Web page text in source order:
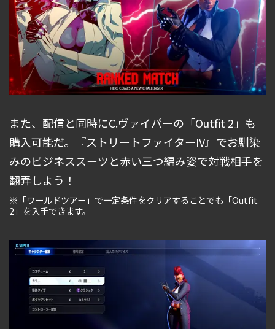
また、配信と同時にC.ヴァイパーの「Outfit 2」も
購入可能だ。『ストリートファイターIV』でお馴染
みのビジネススーツと赤い三つ編み姿で対戦相手を
翻弄しよう！
※「ワールドツアー」で一定条件をクリアすることでも「Outfit
2」を入手できます。